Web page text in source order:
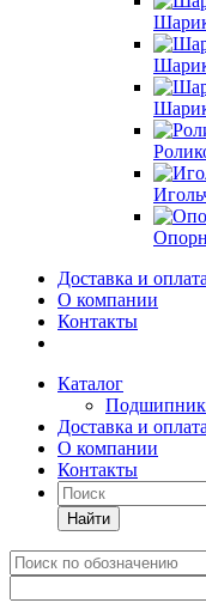
Доставка и оплата
О компании
Контакты
Каталог
Доставка и оплата
О компании
Контакты
Найти